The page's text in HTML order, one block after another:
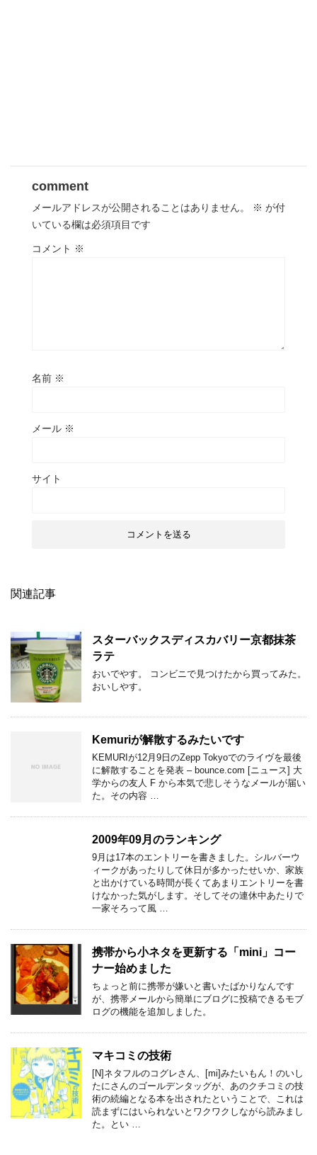
comment
メールアドレスが公開されることはありません。 ※ が付
いている欄は必須項目です
コメント ※
名前 ※
メール ※
サイト
関連記事
スターバックスディスカバリー京都抹茶
ラテ
おいでやす。 コンビニで見つけたから買ってみた。
おいしやす。
Kemuriが解散するみたいです
KEMURIが12月9日のZepp Tokyoでのライヴを最後
に解散することを発表 – bounce.com [ニュース] 大
学からの友人 F から本気で悲しそうなメールが届い
た。その内容 …
2009年09月のランキング
9月は17本のエントリーを書きました。シルバーウ
ィークがあったりして休日が多かったせいか、家族
と出かけている時間が長くてあまりエントリーを書
けなかった気がします。そしてその連休中あたりで
一家そろって風 …
携帯から小ネタを更新する「mini」コー
ナー始めました
ちょっと前に携帯が嫌いと書いたばかりなんです
が、携帯メールから簡単にブログに投稿できるモブ
ログの機能を追加しました。
マキコミの技術
[N]ネタフルのコグレさん、[mi]みたいもん！のいし
たにさんのゴールデンタッグが、あのクチコミの技
術の続編となる本を出されたということで、これは
読まずにはいられないとワクワクしながら読みまし
た。とい …